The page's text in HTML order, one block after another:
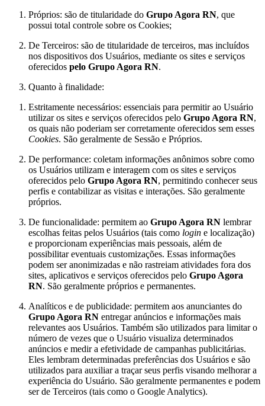
Próprios: são de titularidade do Grupo Agora RN, que
possui total controle sobre os Cookies;
De Terceiros: são de titularidade de terceiros, mas incluídos
nos dispositivos dos Usuários, mediante os sites e serviços
oferecidos pelo Grupo Agora RN.
Quanto à finalidade:
Estritamente necessários: essenciais para permitir ao Usuário
utilizar os sites e serviços oferecidos pelo Grupo Agora RN,
os quais não poderiam ser corretamente oferecidos sem esses
Cookies. São geralmente de Sessão e Próprios.
De performance: coletam informações anônimos sobre como
os Usuários utilizam e interagem com os sites e serviços
oferecidos pelo Grupo Agora RN, permitindo conhecer seus
perfis e contabilizar as visitas e interações. São geralmente
próprios.
De funcionalidade: permitem ao Grupo Agora RN lembrar
escolhas feitas pelos Usuários (tais como login e localização)
e proporcionam experiências mais pessoais, além de
possibilitar eventuais customizações. Essas informações
podem ser anonimizadas e não rastreiam atividades fora dos
sites, aplicativos e serviços oferecidos pelo Grupo Agora
RN. São geralmente próprios e permanentes.
Analíticos e de publicidade: permitem aos anunciantes do
Grupo Agora RN entregar anúncios e informações mais
relevantes aos Usuários. Também são utilizados para limitar o
número de vezes que o Usuário visualiza determinados
anúncios e medir a efetividade de campanhas publicitárias.
Eles lembram determinadas preferências dos Usuários e são
utilizados para auxiliar a traçar seus perfis visando melhorar a
experiência do Usuário. São geralmente permanentes e podem
ser de Terceiros (tais como o Google Analytics).